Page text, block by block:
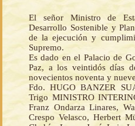
El señor Ministro de
Desarrollo Sostenible y
de la ejecución y
Supremo.
Es dado en el Palacio de
Paz, a los veintidós días
novecientos noventa y
Fdo. HUGO BANZER
Trigo MINISTRO
Franz Ondarza Linares,
Crespo Velasco, Herbert